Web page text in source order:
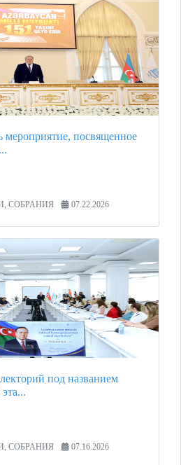
посвященное
СОБРАНИЯ 07.22.2026
под названием
СОБРАНИЯ 07.16.2026